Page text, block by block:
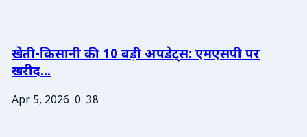
खेती-किसानी की 10 बड़ी अपडेट्स: एमएसपी पर
खरीद...
Apr 5, 2026 0 38